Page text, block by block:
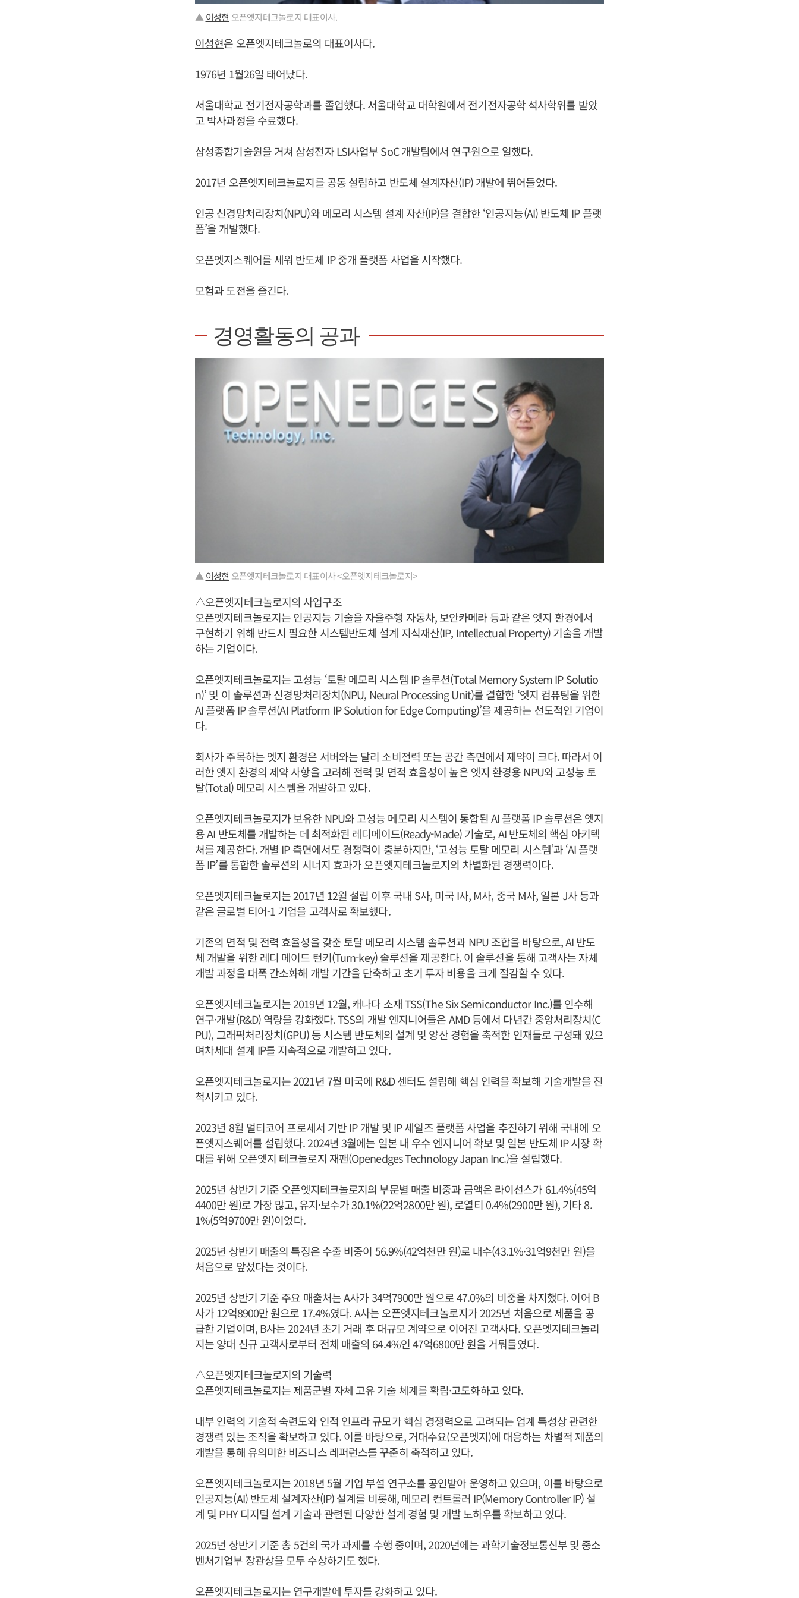
▲ 이성현 오픈엣지테크놀로지 대표이사.
이성현은 오픈엣지테크놀로의 대표이사다.
1976년 1월26일 태어났다.
서울대학교 전기전자공학과를 졸업했다. 서울대학교 대학원에서 전기전자공학 석사학위를 받았
고 박사과정을 수료했다.
삼성종합기술원을 거쳐 삼성전자 LSI사업부 SoC 개발팀에서 연구원으로 일했다.
2017년 오픈엣지테크놀로지를 공동 설립하고 반도체 설계자산(IP) 개발에 뛰어들었다.
인공 신경망처리장치(NPU)와 메모리 시스템 설계 자산(IP)을 결합한 ‘인공지능(AI) 반도체 IP 플랫
폼’을 개발했다.
오픈엣지스퀘어를 세워 반도체 IP 중개 플랫폼 사업을 시작했다.
모험과 도전을 즐긴다.
경영활동의 공과
▲ 이성현 오픈엣지테크놀로지 대표이사 <오픈엣지테크놀로지>
△오픈엣지테크놀로지의 사업구조
오픈엣지테크놀로지는 인공지능 기술을 자율주행 자동차, 보안카메라 등과 같은 엣지 환경에서
구현하기 위해 반드시 필요한 시스템반도체 설계 지식재산(IP, Intellectual Property) 기술을 개발
하는 기업이다.
오픈엣지테크놀로지는 고성능 ‘토탈 메모리 시스템 IP 솔루션(Total Memory System IP Solutio
n)’ 및 이 솔루션과 신경망처리장치(NPU, Neural Processing Unit)를 결합한 ‘엣지 컴퓨팅을 위한
AI 플랫폼 IP 솔루션(AI Platform IP Solution for Edge Computing)’을 제공하는 선도적인 기업이
다.
회사가 주목하는 엣지 환경은 서버와는 달리 소비전력 또는 공간 측면에서 제약이 크다. 따라서 이
러한 엣지 환경의 제약 사항을 고려해 전력 및 면적 효율성이 높은 엣지 환경용 NPU와 고성능 토
탈(Total) 메모리 시스템을 개발하고 있다.
오픈엣지테크놀로지가 보유한 NPU와 고성능 메모리 시스템이 통합된 AI 플랫폼 IP 솔루션은 엣지
용 AI 반도체를 개발하는 데 최적화된 레디메이드(Ready-Made) 기술로, AI 반도체의 핵심 아키텍
처를 제공한다. 개별 IP 측면에서도 경쟁력이 충분하지만, ‘고성능 토탈 메모리 시스템’과 ‘AI 플랫
폼 IP’를 통합한 솔루션의 시너지 효과가 오픈엣지테크놀로지의 차별화된 경쟁력이다.
오픈엣지테크놀로지는 2017년 12월 설립 이후 국내 S사, 미국 I사, M사, 중국 M사, 일본 J사 등과
같은 글로벌 티어-1 기업을 고객사로 확보했다.
기존의 면적 및 전력 효율성을 갖춘 토탈 메모리 시스템 솔루션과 NPU 조합을 바탕으로, AI 반도
체 개발을 위한 레디 메이드 턴키(Turn-key) 솔루션을 제공한다. 이 솔루션을 통해 고객사는 자체
개발 과정을 대폭 간소화해 개발 기간을 단축하고 초기 투자 비용을 크게 절감할 수 있다.
오픈엣지테크놀로지는 2019년 12월, 캐나다 소재 TSS(The Six Semiconductor Inc.)를 인수해
연구·개발(R&D) 역량을 강화했다. TSS의 개발 엔지니어들은 AMD 등에서 다년간 중앙처리장치(C
PU), 그래픽처리장치(GPU) 등 시스템 반도체의 설계 및 양산 경험을 축적한 인재들로 구성돼 있으
며차세대 설계 IP를 지속적으로 개발하고 있다.
오픈엣지테크놀로지는 2021년 7월 미국에 R&D 센터도 설립해 핵심 인력을 확보해 기술개발을 진
척시키고 있다.
2023년 8월 멀티코어 프로세서 기반 IP 개발 및 IP 세일즈 플랫폼 사업을 추진하기 위해 국내에 오
픈엣지스퀘어를 설립했다. 2024년 3월에는 일본 내 우수 엔지니어 확보 및 일본 반도체 IP 시장 확
대를 위해 오픈엣지 테크놀로지 재팬(Openedges Technology Japan Inc.)을 설립했다.
2025년 상반기 기준 오픈엣지테크놀로지의 부문별 매출 비중과 금액은 라이선스가 61.4%(45억
4400만 원)로 가장 많고, 유지·보수가 30.1%(22억2800만 원), 로열티 0.4%(2900만 원), 기타 8.
1%(5억9700만 원)이었다.
2025년 상반기 매출의 특징은 수출 비중이 56.9%(42억천만 원)로 내수(43.1%·31억9천만 원)을
처음으로 앞섰다는 것이다.
2025년 상반기 기준 주요 매출처는 A사가 34억7900만 원으로 47.0%의 비중을 차지했다. 이어 B
사가 12억8900만 원으로 17.4%였다. A사는 오픈엣지테크놀로지가 2025년 처음으로 제품을 공
급한 기업이며, B사는 2024년 초기 거래 후 대규모 계약으로 이어진 고객사다. 오픈엣지테크놀리
지는 양대 신규 고객사로부터 전체 매출의 64.4%인 47억6800만 원을 거둬들였다.
△오픈엣지테크놀로지의 기술력
오픈엣지테크놀로지는 제품군별 자체 고유 기술 체계를 확립·고도화하고 있다.
내부 인력의 기술적 숙련도와 인적 인프라 규모가 핵심 경쟁력으로 고려되는 업계 특성상 관련한
경쟁력 있는 조직을 확보하고 있다. 이를 바탕으로, 거대수요(오픈엣지)에 대응하는 차별적 제품의
개발을 통해 유의미한 비즈니스 레퍼런스를 꾸준히 축적하고 있다.
오픈엣지테크놀로지는 2018년 5월 기업 부설 연구소를 공인받아 운영하고 있으며, 이를 바탕으로
인공지능(AI) 반도체 설계자산(IP) 설계를 비롯해, 메모리 컨트롤러 IP(Memory Controller IP) 설
계 및 PHY 디지털 설계 기술과 관련된 다양한 설계 경험 및 개발 노하우를 확보하고 있다.
2025년 상반기 기준 총 5건의 국가 과제를 수행 중이며, 2020년에는 과학기술정보통신부 및 중소
벤처기업부 장관상을 모두 수상하기도 했다.
오픈엣지테크놀로지는 연구개발에 투자를 강화하고 있다.